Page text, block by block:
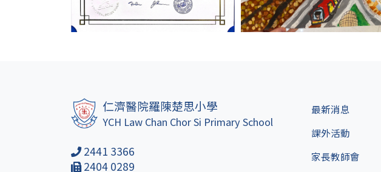
仁濟醫院羅陳楚思小學
YCH Law Chan Chor Si Primary School
2441 3366
2404 0289
最新消息
課外活動
家長教師會